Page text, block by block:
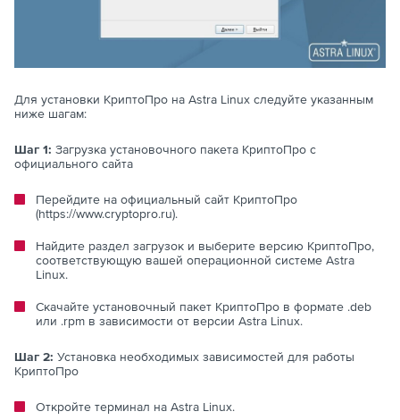
Для установки КриптоПро на Astra Linux следуйте указанным
ниже шагам:
Шаг 1: Загрузка установочного пакета КриптоПро с
официального сайта
Перейдите на официальный сайт КриптоПро
(https://www.cryptopro.ru).
Найдите раздел загрузок и выберите версию КриптоПро,
соответствующую вашей операционной системе Astra
Linux.
Скачайте установочный пакет КриптоПро в формате .deb
или .rpm в зависимости от версии Astra Linux.
Шаг 2: Установка необходимых зависимостей для работы
КриптоПро
Откройте терминал на Astra Linux.